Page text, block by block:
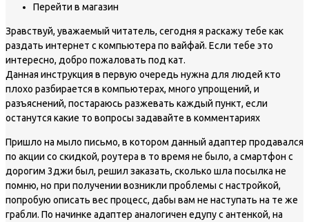
Перейти в магазин
Зравствуй, уважаемый читатель, сегодня я раскажу тебе как
раздать интернет с компьютера по вайфай. Если тебе это
интересно, добро пожаловать под кат.
Данная инструкция в первую очередь нужна для людей кто
плохо разбирается в компьютерах, много упрощений, и
разъяснений, постараюсь разжевать каждый пункт, если
останутся какие то вопросы задавайте в комментариях
Пришло на мыло письмо, в котором данный адаптер продавался
по акции со скидкой, роутера в то время не было, а смартфон с
дорогим 3джи был, решил заказать, сколько шла посылка не
помню, но при получении возникли проблемы с настройкой,
попробую описать вес процесс, дабы вам не наступать на те же
грабли. По начинке адаптер аналогичен едупу с антенкой, на